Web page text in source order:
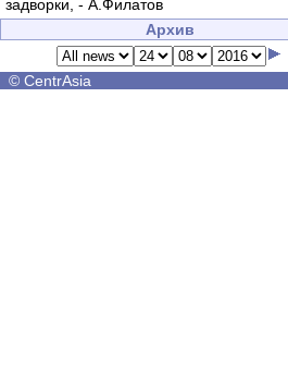
задворки, - А.Филатов
Архив
© CentrAsia